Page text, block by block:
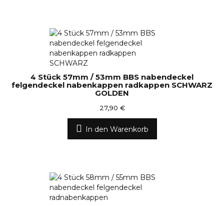
4 Stück 57mm / 53mm BBS nabendeckel
felgendeckel nabenkappen radkappen SCHWARZ
GOLDEN
27,90 €
In den Warenkorb